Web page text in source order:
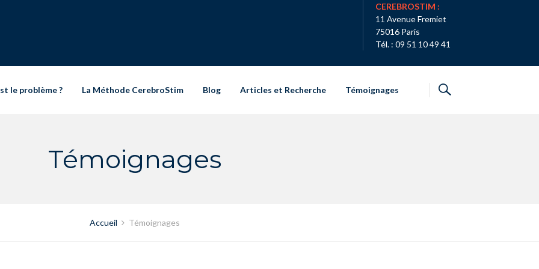
CEREBROSTIM :
11 Avenue Fremiet
75016 Paris
Tél. : 09 51 10 49 41
le problème ? La Méthode CerebroStim Blog Articles et Recherche Témoignages
Témoignages
Accueil Témoignages